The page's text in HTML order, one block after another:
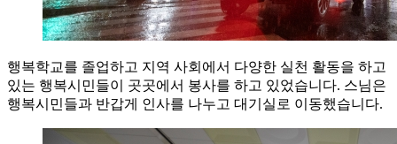
행복학교를 졸업하고 지역 사회에서 다양한 실천 활동을 하고
있는 행복시민들이 곳곳에서 봉사를 하고 있었습니다. 스님은
행복시민들과 반갑게 인사를 나누고 대기실로 이동했습니다.